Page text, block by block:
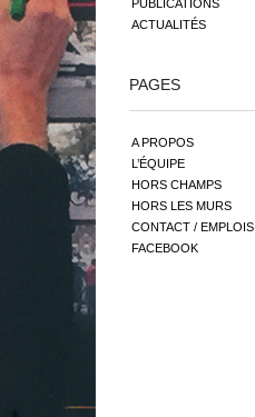
PUBLICATIONS
ACTUALITÉS
PAGES
A PROPOS
L’ÉQUIPE
HORS CHAMPS
HORS LES MURS
CONTACT / EMPLOIS
FACEBOOK